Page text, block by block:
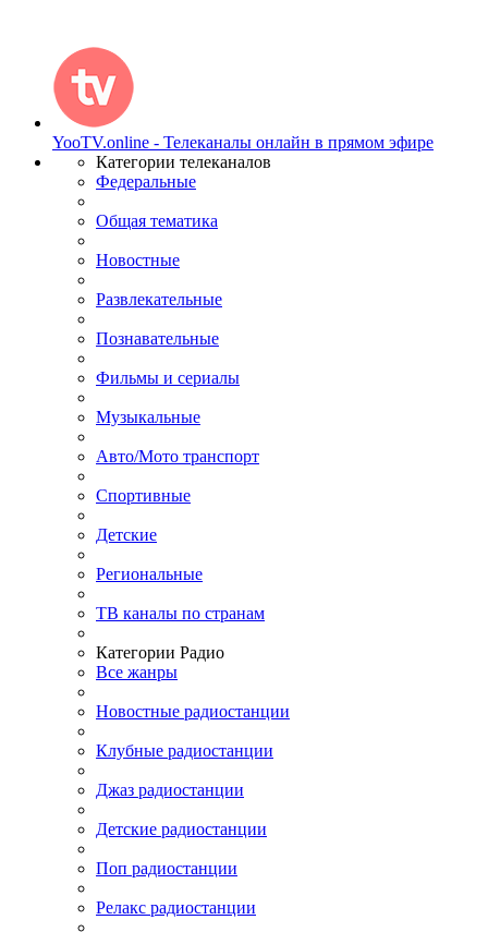
YooTV.online - Телеканалы онлайн в прямом эфире
Категории телеканалов
Федеральные
Общая тематика
Новостные
Развлекательные
Познавательные
Фильмы и сериалы
Музыкальные
Авто/Мото транспорт
Спортивные
Детские
Региональные
ТВ каналы по странам
Категории Радио
Все жанры
Новостные радиостанции
Клубные радиостанции
Джаз радиостанции
Детские радиостанции
Поп радиостанции
Релакс радиостанции